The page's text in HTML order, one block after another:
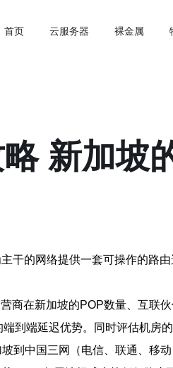
首页 云服务器 裸金属
新加坡
主干的网络提供一套可操作的路
商在新加坡的POP数量、互联
端到端延迟优势。同时评估机房
到中国三网（电信、联通、移